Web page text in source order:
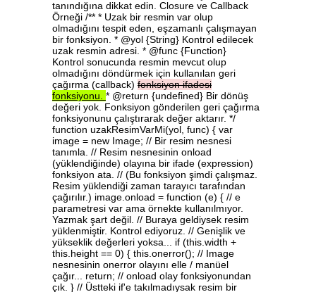
tanındığına dikkat edin. Closure ve Callback
Örneği /** * Uzak bir resmin var olup
olmadığını tespit eden, eşzamanlı çalışmayan
bir fonksiyon. * @yol {String} Kontrol edilecek
uzak resmin adresi. * @func {Function}
Kontrol sonucunda resmin mevcut olup
olmadığını döndürmek için kullanılan geri
çağırma (callback) fonksiyonifadesi
fonksiyonu. * @return {undefined} Bir dönüş
değeri yok. Fonksiyon gönderilen geri çağırma
fonksiyonunu çalıştırarak değer aktarır. */
function uzakResimVarMi(yol, func) { var
image = new Image; // Bir resim nesnesi
tanımla. // Resim nesnesinin onload
(yüklendiğinde) olayına bir ifade (expression)
fonksiyon ata. // (Bu fonksiyon şimdi çalışmaz.
Resim yüklendiği zaman tarayıcı tarafından
çağırılır.) image.onload = function (e) { // e
parametresi var ama örnekte kullanılmıyor.
Yazmak şart değil. // Buraya geldiysek resim
yüklenmiştir. Kontrol ediyoruz. // Genişlik ve
yükseklik değerleri yoksa... if (this.width +
this.height == 0) { this.onerror(); // Image
nesnesinin onerror olayını elle / manüel
çağır... return; // onload olay fonksiyonundan
çık. } // Üstteki if'e takılmadıysak resim bir